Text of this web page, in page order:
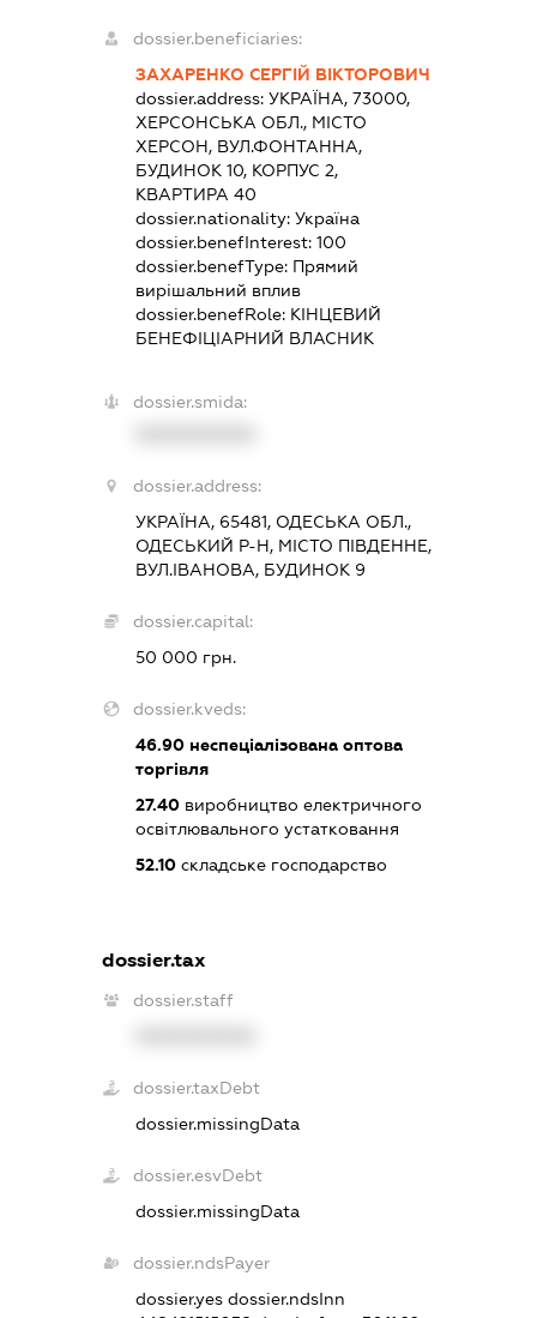
dossier.beneficiaries:
ЗАХАРЕНКО СЕРГІЙ ВІКТОРОВИЧ
dossier.address:УКРАЇНА, 73000,
ХЕРСОНСЬКА ОБЛ., МІСТО
ХЕРСОН, ВУЛ.ФОНТАННА,
БУДИНОК 10, КОРПУС 2,
КВАРТИРА 40
dossier.nationality:Україна
dossier.benefInterest:100
dossier.benefType: Прямий
вирішальний вплив
dossier.benefRole: КІНЦЕВИЙ
БЕНЕФІЦІАРНИЙ ВЛАСНИК
dossier.smida:
dossier.address:
УКРАЇНА, 65481, ОДЕСЬКА ОБЛ.,
ОДЕСЬКИЙ Р-Н, МІСТО ПІВДЕННЕ,
ВУЛ.ІВАНОВА, БУДИНОК 9
dossier.capital:
50 000 грн.
dossier.kveds:
46.90 неспеціалізована оптова
торгівля
27.40 виробництво електричного
освітлювального устатковання
52.10 складське господарство
dossier.tax
dossier.staff
dossier.taxDebt
dossier.missingData
dossier.esvDebt
dossier.missingData
dossier.ndsPayer
dossier.yesdossier.ndsInn